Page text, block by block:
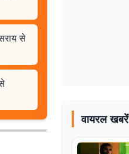
से
वायरल खबरें